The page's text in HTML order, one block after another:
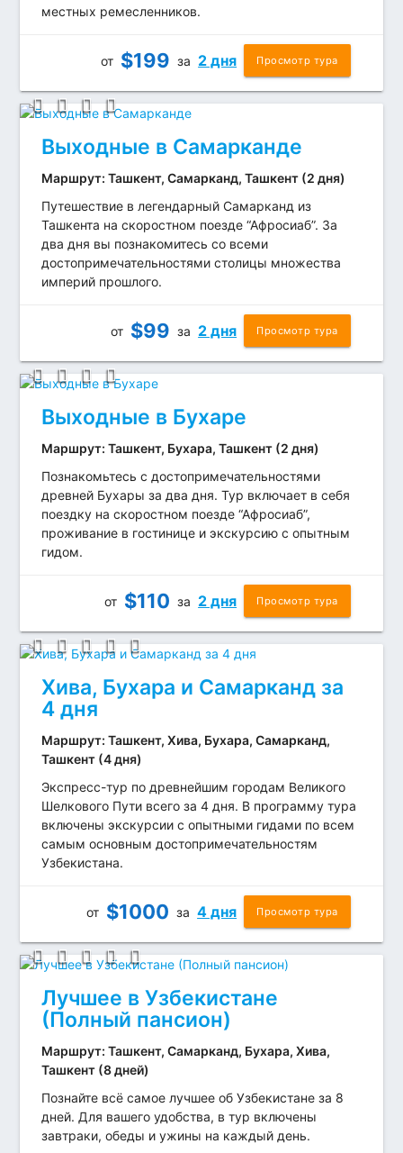
местных ремесленников.
от $199 за 2 дня Просмотр тура
Выходные в Самарканде
Маршрут: Ташкент, Самарканд, Ташкент (2 дня)
Путешествие в легендарный Самарканд из
Ташкента на скоростном поезде “Афросиаб”. За
два дня вы познакомитесь со всеми
достопримечательностями столицы множества
империй прошлого.
от $99 за 2 дня Просмотр тура
Выходные в Бухаре
Маршрут: Ташкент, Бухара, Ташкент (2 дня)
Познакомьтесь с достопримечательностями
древней Бухары за два дня. Тур включает в себя
поездку на скоростном поезде “Афросиаб”,
проживание в гостинице и экскурсию с опытным
гидом.
от $110 за 2 дня Просмотр тура
Хива, Бухара и Самарканд за
4 дня
Маршрут: Ташкент, Хива, Бухара, Самарканд,
Ташкент (4 дня)
Экспресс-тур по древнейшим городам Великого
Шелкового Пути всего за 4 дня. В программу тура
включены экскурсии с опытными гидами по всем
самым основным достопримечательностям
Узбекистана.
от $1000 за 4 дня Просмотр тура
Лучшее в Узбекистане
(Полный пансион)
Маршрут: Ташкент, Самарканд, Бухара, Хива,
Ташкент (8 дней)
Познайте всё самое лучшее об Узбекистане за 8
дней. Для вашего удобства, в тур включены
завтраки, обеды и ужины на каждый день.